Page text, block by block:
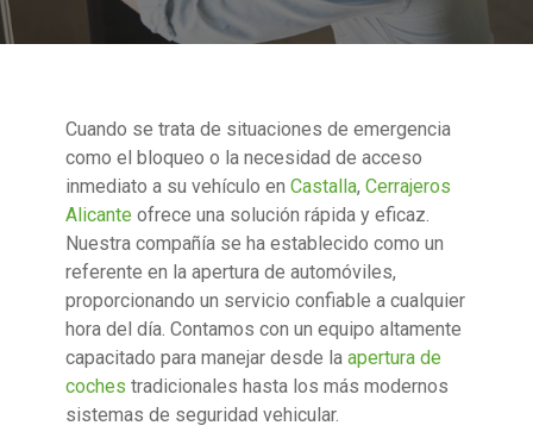
Cuando se trata de situaciones de emergencia
como el bloqueo o la necesidad de acceso
inmediato a su vehículo en Castalla, Cerrajeros
Alicante ofrece una solución rápida y eficaz.
Nuestra compañía se ha establecido como un
referente en la apertura de automóviles,
proporcionando un servicio confiable a cualquier
hora del día. Contamos con un equipo altamente
capacitado para manejar desde la apertura de
coches tradicionales hasta los más modernos
sistemas de seguridad vehicular.